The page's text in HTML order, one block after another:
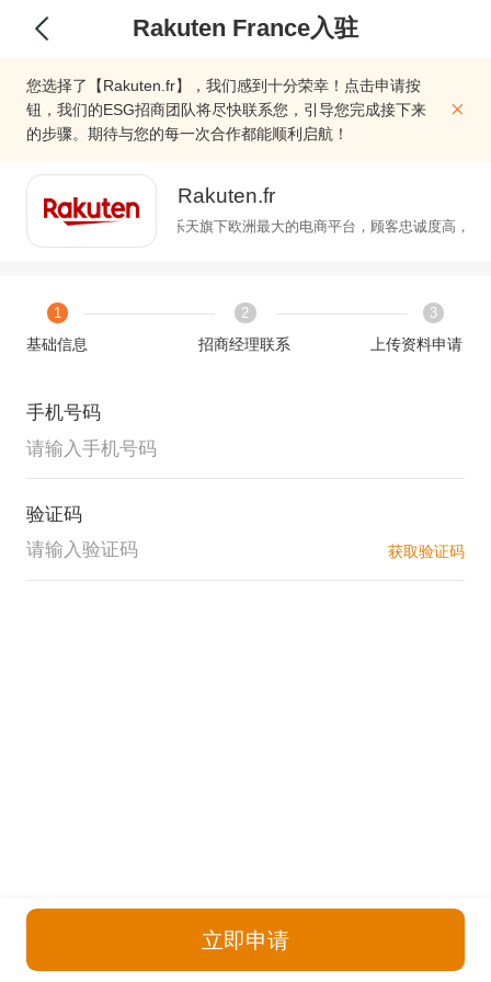
Rakuten France入驻
您选择了【Rakuten.fr】，我们感到十分荣幸！点击申请按
钮，我们的ESG招商团队将尽快联系您，引导您完成接下来
的步骤。期待与您的每一次合作都能顺利启航！
Rakuten.fr
France成立于2000年，是乐天旗下欧洲最大的电商平台，顾客忠诚度高，
1 2 3
基础信息 招商经理联系 上传资料申请
手机号码
验证码
获取验证码
立即申请